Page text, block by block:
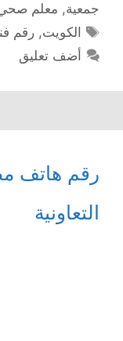
جمعية, معلم
الوسوم
الكويت,رقم
أضف تعليق
رقم هاتف
التعاونية